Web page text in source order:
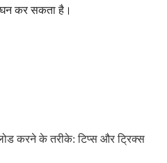
कर सकता है।
करने के तरीके: टिप्स और ट्रिक्स